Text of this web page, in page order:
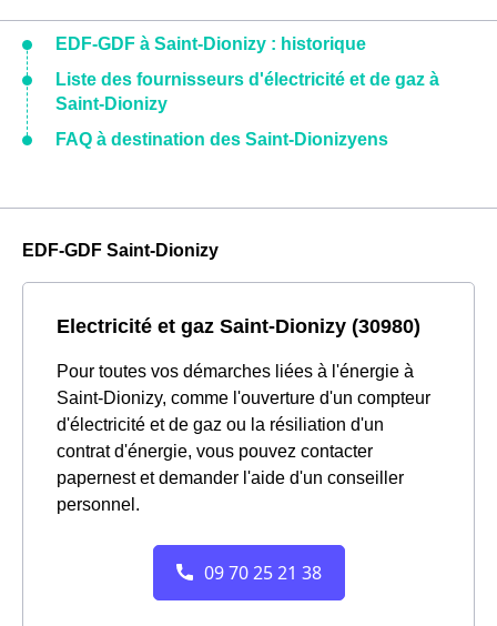
EDF-GDF à Saint-Dionizy : historique
Liste des fournisseurs d'électricité et de gaz à
Saint-Dionizy
FAQ à destination des Saint-Dionizyens
EDF-GDF Saint-Dionizy
Electricité et gaz Saint-Dionizy (30980)
Pour toutes vos démarches liées à l'énergie à
Saint-Dionizy, comme l'ouverture d'un compteur
d'électricité et de gaz ou la résiliation d'un
contrat d'énergie, vous pouvez contacter
papernest et demander l'aide d'un conseiller
personnel.